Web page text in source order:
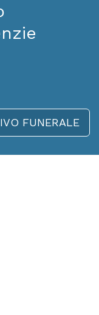
FUNERALE